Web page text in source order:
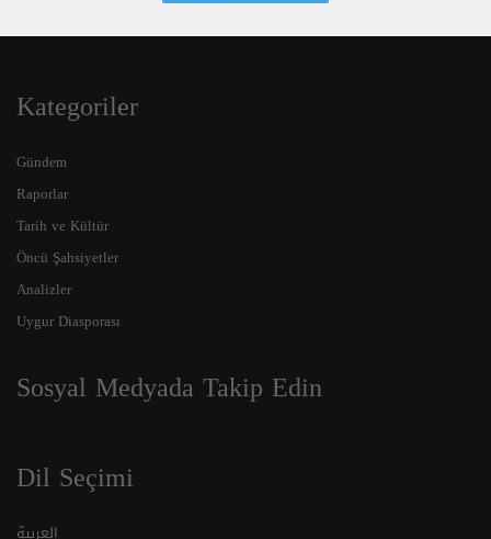
Kategoriler
Gündem
Raporlar
Tarih ve Kültür
Öncü Şahsiyetler
Analizler
Uygur Diasporası
Sosyal Medyada Takip Edin
Dil Seçimi
العربية